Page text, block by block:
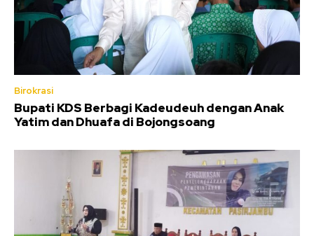
Birokrasi
Bupati KDS Berbagi Kadeudeuh dengan Anak
Yatim dan Dhuafa di Bojongsoang